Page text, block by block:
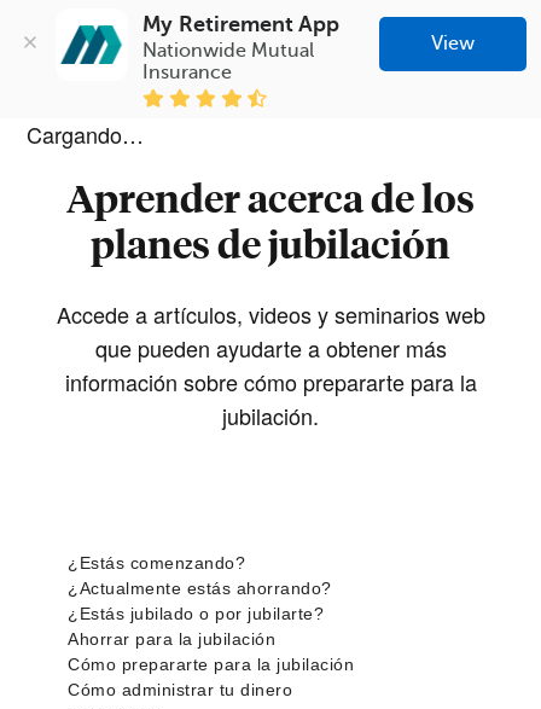
My Retirement App
Nationwide Mutual
Insurance
View
Cargando…
Aprender acerca de los
planes de jubilación
Accede a artículos, videos y seminarios web
que pueden ayudarte a obtener más
información sobre cómo prepararte para la
jubilación.